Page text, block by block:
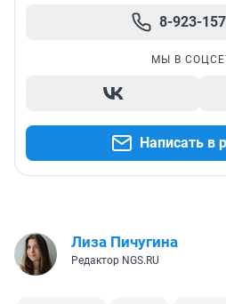
8-923-
МЫ В
Написать в
Лиза Пичугина
Редактор NGS.RU